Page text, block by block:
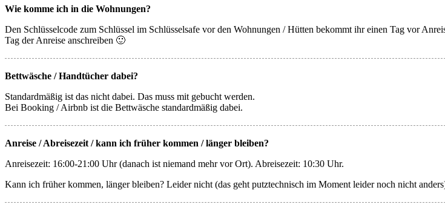
Wie komme ich in die Wohnungen?
Den Schlüsselcode zum Schlüssel im Schlüsselsafe vor den Wohnungen / Hütten bekommt ihr einen Tag vor
Tag der Anreise anschreiben 🙂
Bettwäsche / Handtücher dabei?
Standardmäßig ist das nicht dabei. Das muss mit gebucht werden.
Bei Booking / Airbnb ist die Bettwäsche standardmäßig dabei.
Anreise / Abreisezeit / kann ich früher kommen / länger bleiben?
Anreisezeit: 16:00-21:00 Uhr (danach ist niemand mehr vor Ort). Abreisezeit: 10:30 Uhr.
Kann ich früher kommen, länger bleiben? Leider nicht (das geht putztechnisch im Moment leider noch nicht